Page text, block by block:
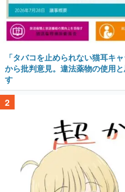
「タバコを止められない猫耳キ
から批判意見。違法薬物の使用
す
2